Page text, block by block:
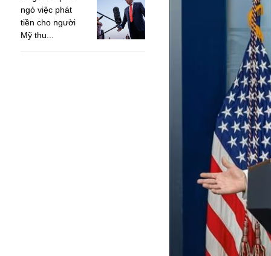
ngỏ việc phát
tiền cho người
Mỹ thu...